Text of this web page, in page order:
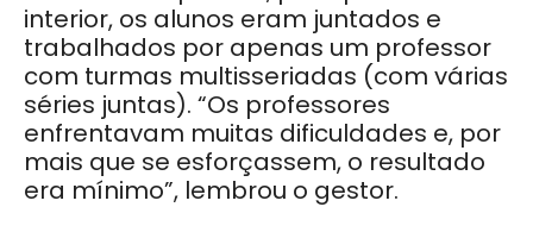
interior, os alunos eram juntados e
trabalhados por apenas um professor
com turmas multisseriadas (com várias
séries juntas). “Os professores
enfrentavam muitas dificuldades e, por
mais que se esforçassem, o resultado
era mínimo”, lembrou o gestor.